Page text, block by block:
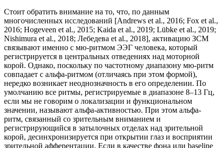
Стоит обратить внимание на то, что, по данным
многочисленных исследований [Andrews et al., 2016; Fox et al.,
2016; Hogeveen et al., 2015; Kaida et al., 2019; Lübke et al., 2019;
Nishimura et al., 2018; Лебедева et al., 2018], активацию ЗСМ
связывают именно с мю-ритмом ЭЭГ человека, который
регистрируется в центральных отведениях над моторной
корой. Однако, поскольку по частотному диапазону мю-ритм
совпадает с альфа-ритмом (отличаясь при этом формой),
нередко возникает неоднозначность в его определении. По
умолчанию все ритмы, регистрируемые в диапазоне 8–13 Гц,
если мы не говорим о локализации и функциональном
значении, называют альфа-активностью. При этом альфа-
ритм, связанный со зрительным вниманием и
регистрирующийся в затылочных отделах над зрительной
корой, десинхронизируется при открытии глаз и восприятии
зрительной афферентации. Если в качестве фона или baseline